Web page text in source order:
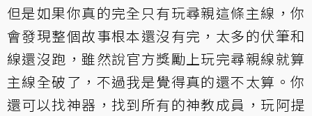
但是如果你真的完全只有玩尋親這條主線，你
會發現整個故事根本還沒有完，太多的伏筆和
線還沒跑，雖然說官方獎勵上玩完尋親線就算
主線全破了，不過我是覺得真的還不太算。你
還可以找神器，找到所有的神教成員，玩阿提